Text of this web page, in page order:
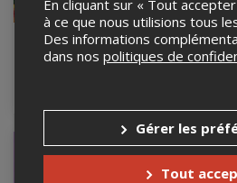
GARDEN OF SHADE
15 août 2026, 19h00
En cliquant sur « Tout
à ce que nous utilisions tous
Des informations
dans nos politiques de
Gérer les
Tout